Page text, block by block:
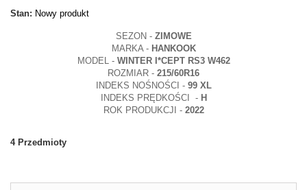
Stan: Nowy produkt
SEZON - ZIMOWE
MARKA - HANKOOK
MODEL - WINTER I*CEPT RS3 W462
ROZMIAR - 215/60R16
INDEKS NOŚNOŚCI - 99 XL
INDEKS PRĘDKOŚCI - H
ROK PRODUKCJI -2022
4 Przedmioty